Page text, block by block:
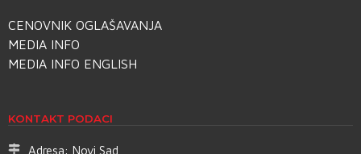
CENOVNIK OGLAŠAVANJA
MEDIA INFO
MEDIA INFO ENGLISH
KONTAKT PODACI
Adresa: Novi Sad